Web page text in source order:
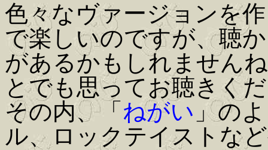
色々なヴァージョンを
で楽しいのですが、聴
があるかもしれません
とでも思ってお聴きく
その内、「 ねがい 」の
ル、ロックテイストな